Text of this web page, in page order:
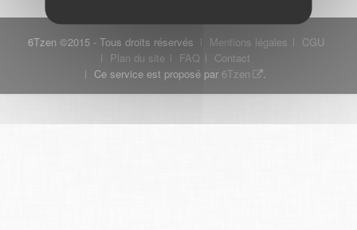
6Tzen ©2015 - Tous droits réservés Mentions légales
CGU
Plan du site
FAQ
Contact
Ce service est proposé par 6Tzen .